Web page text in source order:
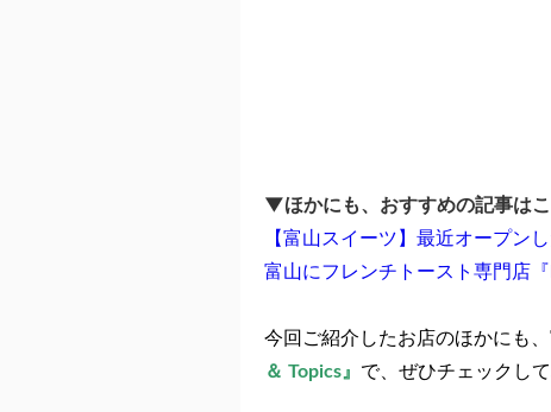
▼ほかにも、おすすめの記事は
【富山スイーツ】最近オープン
富山にフレンチトースト専門店
今回ご紹介したお店のほかにも
＆ Topics』 で、ぜひチェックし